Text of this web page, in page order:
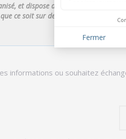
et dispose de qualités
ce soit sur des problématiques
informations ou souhaitez